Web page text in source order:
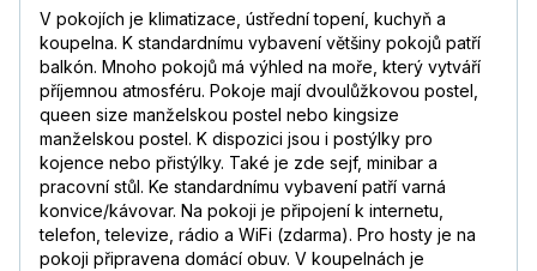
V pokojích je klimatizace, ústřední topení, kuchyň a
koupelna. K standardnímu vybavení většiny pokojů patří
balkón. Mnoho pokojů má výhled na moře, který vytváří
příjemnou atmosféru. Pokoje mají dvoulůžkovou postel,
queen size manželskou postel nebo kingsize
manželskou postel. K dispozici jsou i postýlky pro
kojence nebo přistýlky. Také je zde sejf, minibar a
pracovní stůl. Ke standardnímu vybavení patří varná
konvice/kávovar. Na pokoji je připojení k internetu,
telefon, televize, rádio a WiFi (zdarma). Pro hosty je na
pokoji připravena domácí obuv. V koupelnách je